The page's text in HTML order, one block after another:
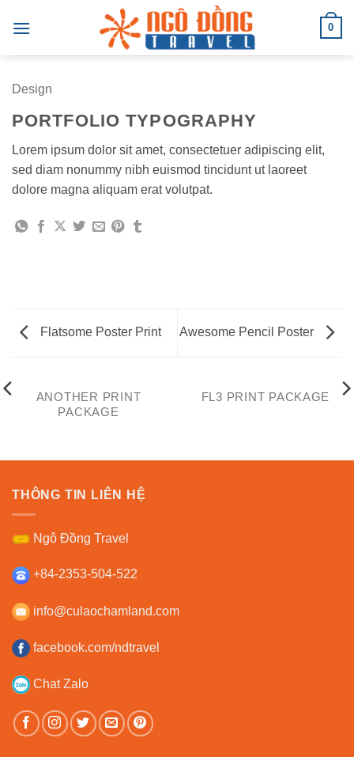
qua
0
Design
PORTFOLIO TYPOGRAPHY
Lorem ipsum dolor sit amet, consectetuer adipiscing elit,
sed diam nonummy nibh euismod tincidunt ut laoreet
dolore magna aliquam erat volutpat.
Flatsome Poster Print Awesome Pencil Poster
ANOTHER PRINT
PACKAGE
FL3 PRINT PACKAGE
THÔNG TIN LIÊN HỆ
Ngô Đồng Travel
+84-2353-504-522
info@culaochamland.com
facebook.com/ndtravel
Chat Zalo